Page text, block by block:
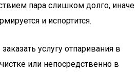
пара слишком долго, иначе
и испортится.
услугу отпаривания в
или непосредственно в